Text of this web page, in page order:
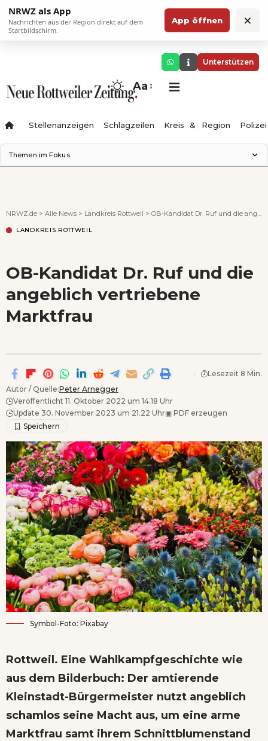
NRWZ als App
Nachrichten aus der Region direkt auf dem
Startbildschirm.
App öffnen ×
Unterstützen
Aa
Stellenanzeigen Schlagzeilen Kreis & Region Polizei
Themen im Fokus
Ferienzauber '26
Testturm
Wenn Orte erzählen ...
- Anzeige -
NRWZ.de > Alle News > Landkreis Rottweil > OB-Kandidat Dr. Ruf und die angeblich vertriebene Marktfrau
LANDKREIS ROTTWEIL
OB-Kandidat Dr. Ruf und die
angeblich vertriebene
Marktfrau
Autor / Quelle:Peter Arnegger
Veröffentlicht 11. Oktober 2022 um 14.18 Uhr
Update 30. November 2023 um 21.22 Uhr▣ PDF erzeugen
Lesezeit 8 Min.
Symbol-Foto: Pixabay
Rottweil. Eine Wahlkampfgeschichte wie
aus dem Bilderbuch: Der amtierende
Kleinstadt-Bürgermeister nutzt angeblich
schamlos seine Macht aus, um eine arme
Marktfrau samt ihrem Schnittblumenstand